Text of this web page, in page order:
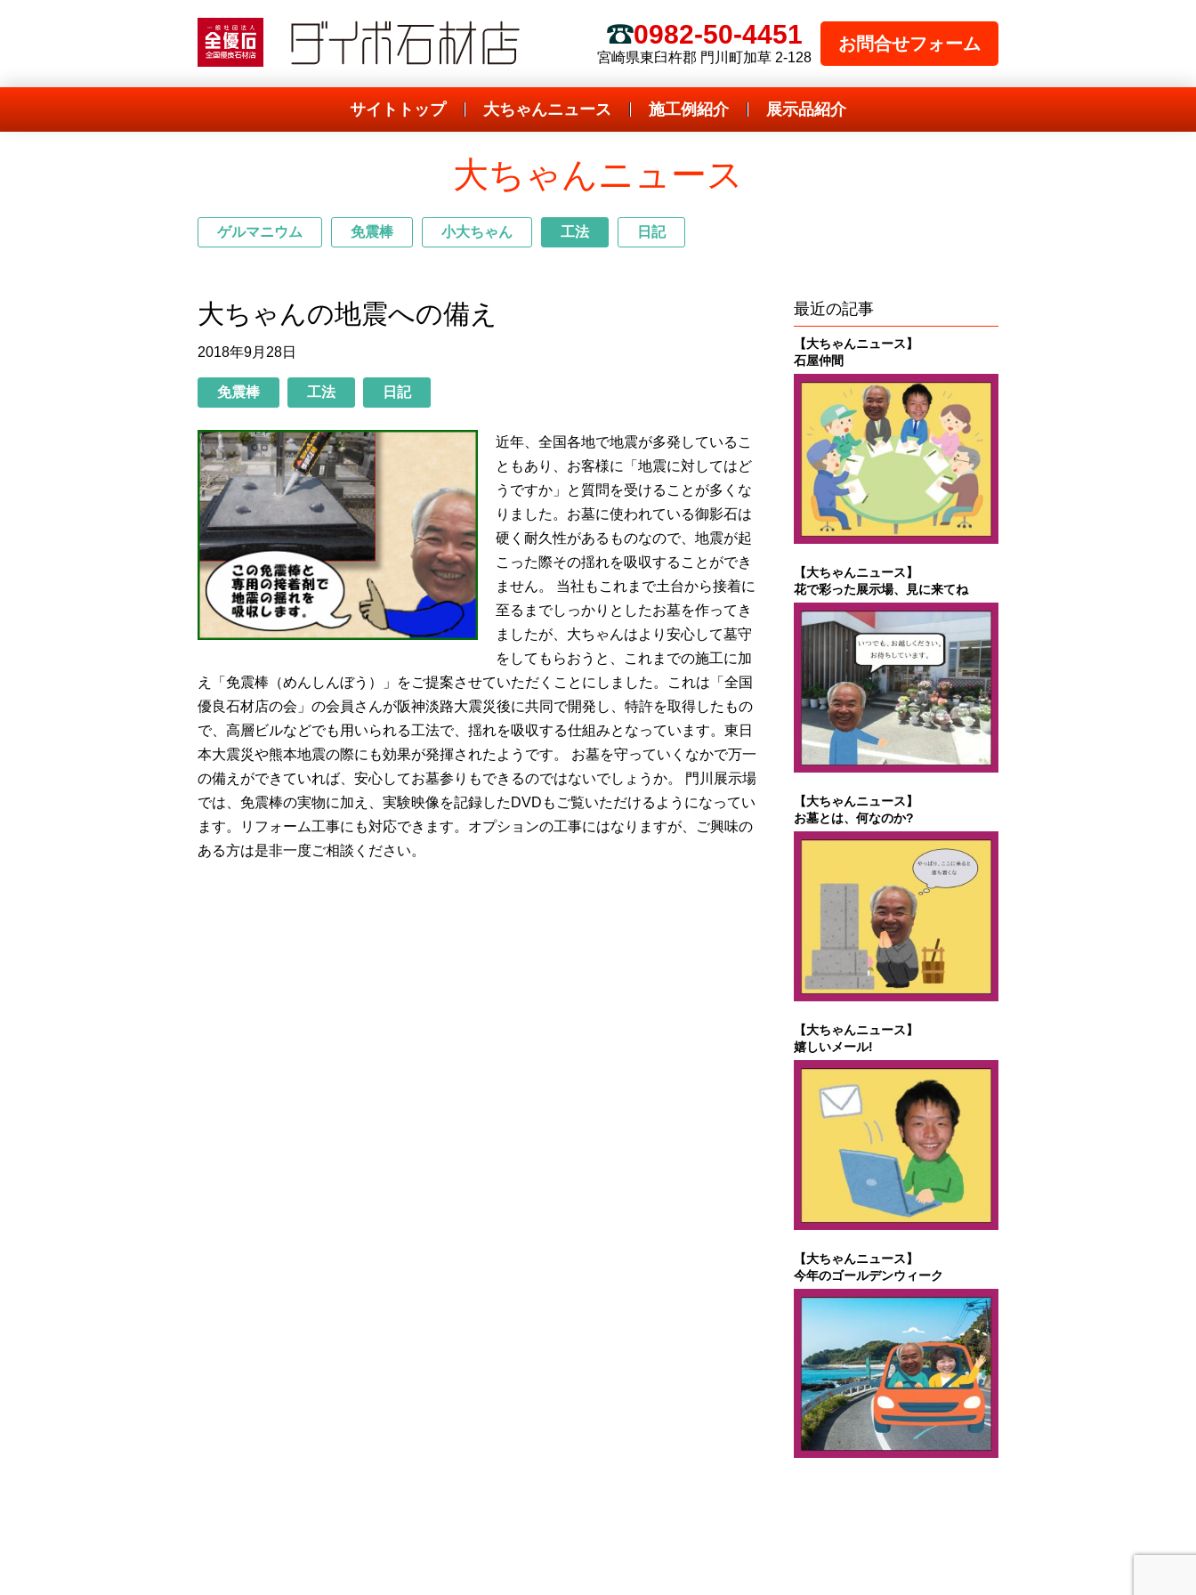
一般社団法人 全優石 全国優良石材店
お問合せフォーム
電話
0982-50-4451
宮崎県東臼杵郡 門川町加草 2-128
サイトトップ 大ちゃんニュース 施工例紹介 展示品紹介
大ちゃんニュース
ゲルマニウム 免震棒 小大ちゃん 工法 日記
大ちゃんの地震への備え
2018年9月28日
免震棒 工法 日記
近年、全国各地で地震が多発しているこ
ともあり、お客様に「地震に対してはど
うですか」と質問を受けることが多くな
りました。お墓に使われている御影石は
硬く耐久性があるものなので、地震が起
こった際その揺れを吸収することができ
ません。
当社もこれまで土台から接着に
至るまでしっかりとしたお墓を作ってき
ましたが、大ちゃんはより安心して墓守
をしてもらおうと、これまでの施工に加
え「免震棒（めんしんぼう）」をご提案させていただくことにしました。これは「全国
優良石材店の会」の会員さんが阪神淡路大震災後に共同で開発し、特許を取得したもの
で、高層ビルなどでも用いられる工法で、揺れを吸収する仕組みとなっています。東日
本大震災や熊本地震の際にも効果が発揮されたようです。
お墓を守っていくなかで万一
の備えができていれば、安心してお墓参りもできるのではないでしょうか。
門川展示場
では、免震棒の実物に加え、実験映像を記録したDVDもご覧いただけるようになってい
ます。リフォーム工事にも対応できます。オプションの工事にはなりますが、ご興味の
ある方は是非一度ご相談ください。
最近の記事
【大ちゃんニュース】
石屋仲間
【大ちゃんニュース】
花で彩った展示場、見に来てね
【大ちゃんニュース】
お墓とは、何なのか?
【大ちゃんニュース】
嬉しいメール!
【大ちゃんニュース】
今年のゴールデンウィーク